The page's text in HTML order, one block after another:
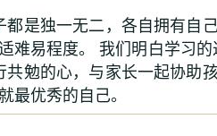
是独一无二，各自拥有
易程度。 我们明白学习
勉的心，与家长一起协
最优秀的自己。